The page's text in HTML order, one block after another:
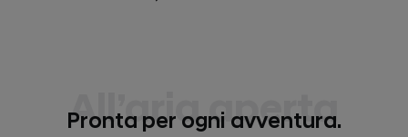
All’aria aperta
Pronta per ogni avventura.